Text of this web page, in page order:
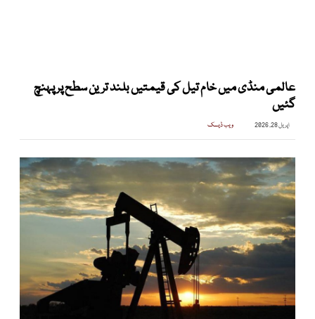
عالمی منڈی میں خام تیل کی قیمتیں بلند ترین سطح پر پہنچ
گئیں
اپریل 28, 2026 ویب ڈیسک